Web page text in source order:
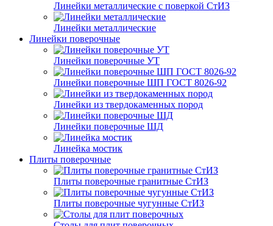
Линейки металлические с поверкой СтИЗ
Линейки металлические
Линейки поверочные
Линейки поверочные УТ
Линейки поверочные ШП ГОСТ 8026-92
Линейки из твердокаменных пород
Линейки поверочные ШД
Линейка мостик
Плиты поверочные
Плиты поверочные гранитные СтИЗ
Плиты поверочные чугунные СтИЗ